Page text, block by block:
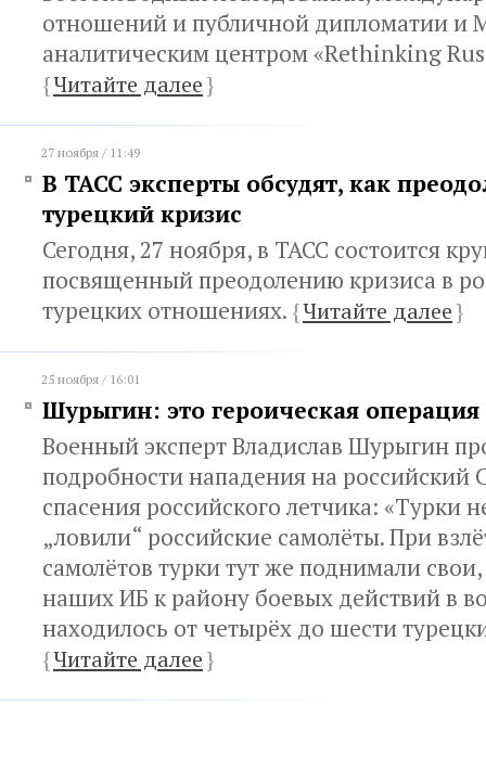
отношений и публичной дипломатии
аналитическим центром «Rethinking
{Читайте далее}
27 ноября / 11:49
В ТАСС эксперты обсудят, как
турецкий кризис
Сегодня, 27 ноября, в ТАСС состоится
посвященный преодолению кризиса в
турецких отношениях. {Читайте далее}
25 ноября / 16:01
Шурыгин: это героическая операция
Военный эксперт Владислав Шурыгин
подробности нападения на российский
спасения российского летчика: «Турки
„ловили“ российские самолёты. При
самолётов турки тут же поднимали
наших ИБ к району боевых действий в
находилось от четырёх до шести
{Читайте далее}